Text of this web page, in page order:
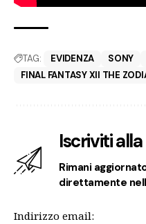
TAG: EVIDENZA SONY
FINAL FANTASY XII THE
Iscriviti
Rimani
direttamente
Indirizzo email: